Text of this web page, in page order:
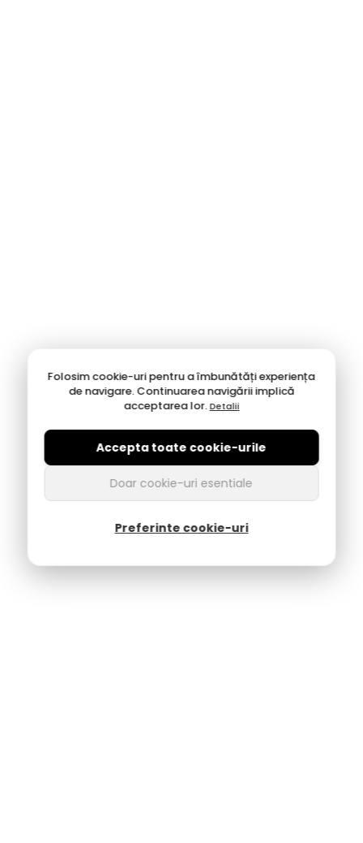
Folosim cookie-uri pentru a îmbunătăți experiența
de navigare. Continuarea navigării implică
acceptarea lor.Detalii
Accepta toate cookie-urile
Doar cookie-uri esentiale
Preferinte cookie-uri